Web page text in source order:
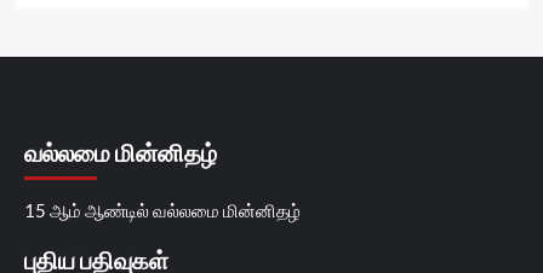
வல்லமை மின்னிதழ்
15 ஆம் ஆண்டில் வல்லமை மின்னிதழ்
புதிய பதிவுகள்